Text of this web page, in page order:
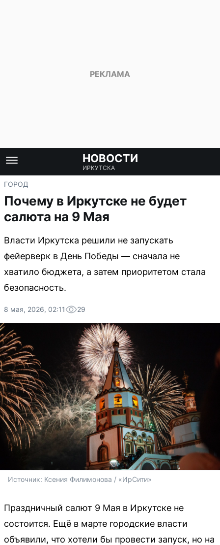
НОВОСТИ
ИРКУТСКА
ГОРОД
Почему в Иркутске не будет
салюта на 9 Мая
Власти Иркутска решили не запускать
фейерверк в День Победы — сначала не
хватило бюджета, а затем приоритетом стала
безопасность.
8 мая, 2026, 02:11 29
Источник: Ксения Филимонова / «ИрСити»
Праздничный салют 9 Мая в Иркутске не
состоится. Ещё в марте городские власти
объявили, что хотели бы провести запуск, но на